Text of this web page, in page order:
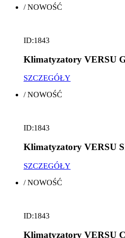
/NOWOŚĆ
ID:1843
Klimatyzatory VERSU
SZCZEGÓŁY
/NOWOŚĆ
ID:1843
Klimatyzatory VERSU
SZCZEGÓŁY
/NOWOŚĆ
ID:1843
Klimatyzatory VERSU